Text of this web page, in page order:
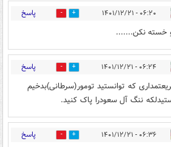
۰۶:۲۰ - ۱۴۰۱/۱۲/۲۱ 1 پاسخ
خسته نکن.......
۰۶:۲۴ - ۱۴۰۱/۱۲/۲۱ 0 پاسخ
که توانستید تومور(سرطانی)بدخیم
ننگ آل سعودرا پاک کنید.
۰۶:۳۶ - ۱۴۰۱/۱۲/۲۱ 1 پاسخ